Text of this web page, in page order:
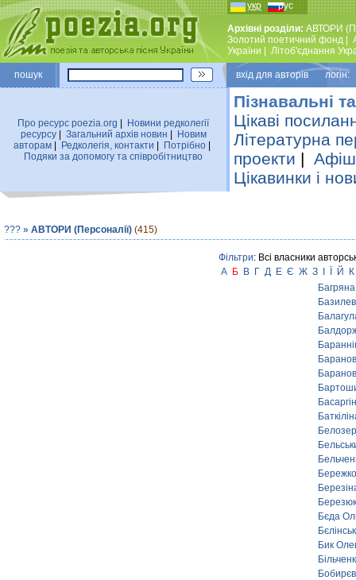
укр рус
Архівні розділи: АВТОРИ
Золотий поетичний фонд
України
Лiтоб'єднання
пошук вхiд для авторiв логін:
Про ресурс poezia.org
Новини редколегiї
ресурсу| Загальний архiв новин
Новим
авторам
Редколегiя, контакти Потрiбно
Подяки за допомогу та співробітництво
Пізнавальні
Цікаві
Літературна
проекти |
Цікавинки і
??? » АВТОРИ (Персоналії) (415)
Фільтри: Всі власники
А Б В Г Д Е Є Ж З Й
К
Березюк
Бєда
Бик
Бобирєв